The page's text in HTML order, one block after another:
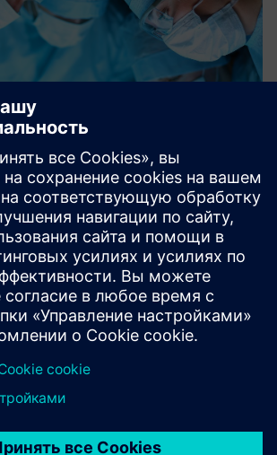
Efficiency (SRE)
решение, направленное на
и безопасности в
а также на безопасность
персонала